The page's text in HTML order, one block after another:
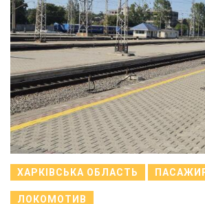
ХАРКІВСЬКА ОБЛАСТЬ
ЛОКОМОТИВ